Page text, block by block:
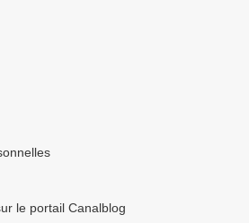
le portail Canalblog